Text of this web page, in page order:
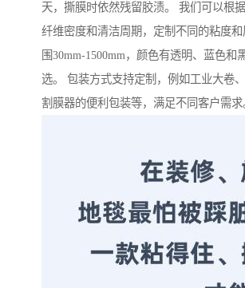
天，撕膜时依然残留胶渍。 我们可以根
纤维密度和清洁周期，定制不同的粘度
围30mm-1500mm，颜色有透明、蓝色和
选。 包装方式支持定制，例如工业大卷
割膜器的便利包装等，满足不同客户需求